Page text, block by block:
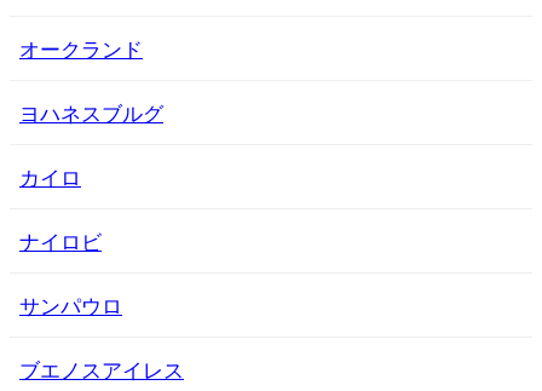
オークランド
ヨハネスブルグ
カイロ
ナイロビ
サンパウロ
ブエノスアイレス